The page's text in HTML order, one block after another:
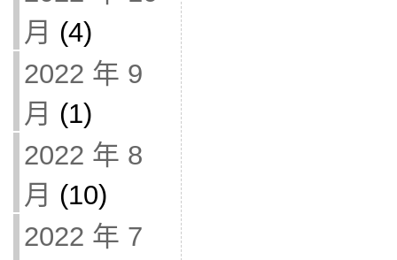
月 (4)
2022 年 9
月 (1)
2022 年 8
月 (10)
2022 年 7